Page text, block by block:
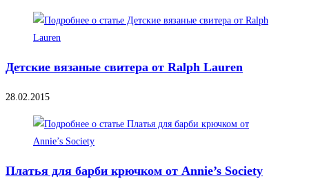
Детские вязаные свитера от Ralph Lauren
28.02.2015
Платья для барби крючком от Annie’s Society